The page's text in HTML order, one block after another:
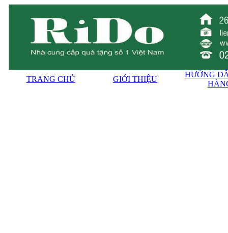
TRANG CHỦ GIỚI THIỆU
HƯỚNG